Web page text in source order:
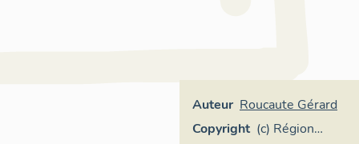
Auteur Roucaute Gérard
Copyright (c) Région